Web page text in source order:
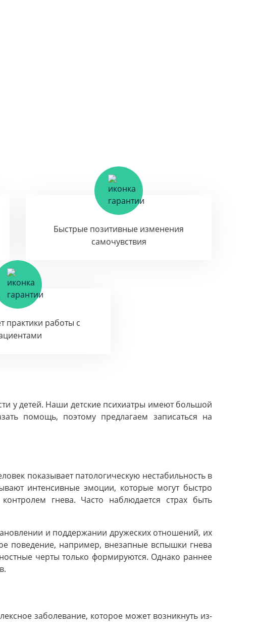
Быстрые позитивные изменения
самочувствия
практики работы с
у детей. Наши детские психиатры имеют большой
помощь, поэтому предлагаем записаться на
показывает патологическую нестабильность в
интенсивные эмоции, которые могут быстро
гнева. Часто наблюдается страх быть
и поддержании дружеских отношений, их
поведение, например, внезапные вспышки гнева
черты только формируются. Однако раннее
заболевание, которое может возникнуть из-